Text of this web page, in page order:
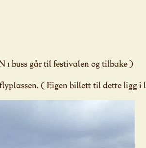
1 buss går til festivalen og tilbake )
( Eigen billett til dette ligg i